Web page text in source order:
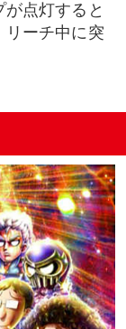
点灯すると
リーチ中に突